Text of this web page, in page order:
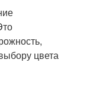
цвета